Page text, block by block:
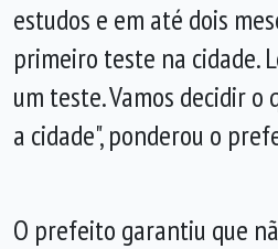
estudos e em até dois
primeiro teste na cidade.
um teste. Vamos decidir
a cidade", ponderou o
O prefeito garantiu que